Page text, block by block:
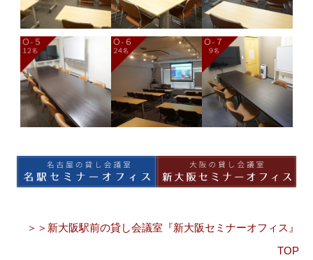
＞＞新大阪駅前の貸し会議室『新大阪セミナーオフィス』
TOP